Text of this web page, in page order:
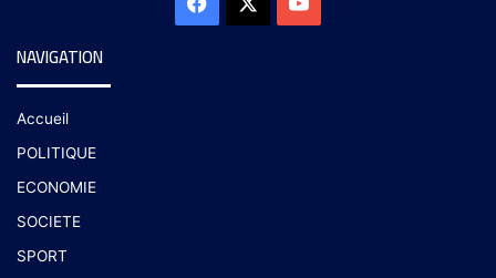
NAVIGATION
Accueil
POLITIQUE
ECONOMIE
SOCIETE
SPORT